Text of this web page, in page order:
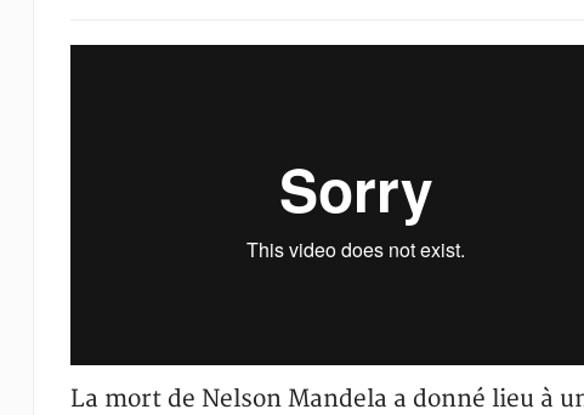
La mort de Nelson Mandela a donné lieu à